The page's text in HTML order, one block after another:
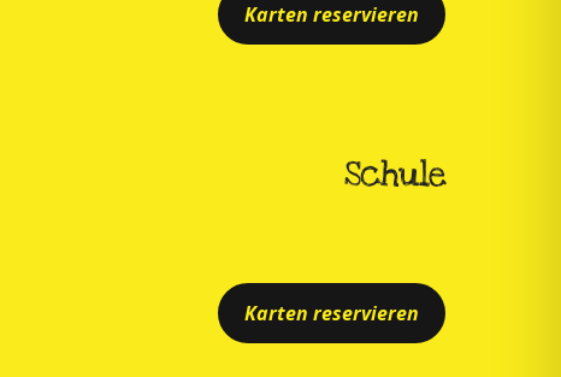
Karten reservieren
Schule
Karten reservieren